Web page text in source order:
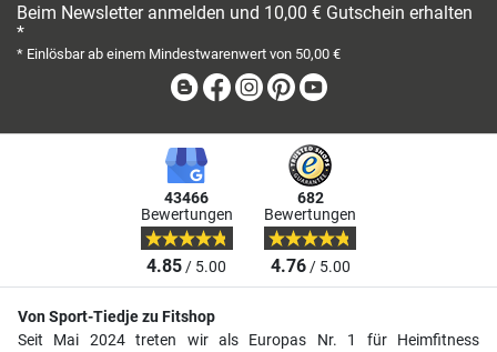
Beim Newsletter anmelden und 10,00 € Gutschein erhalten
*
* Einlösbar ab einem Mindestwarenwert von 50,00 €
BlogFacebook
Instagram
Pinterest
43466
Bewertungen
4.85/ 5.00
682
Bewertungen
4.76/ 5.00
Von Sport-Tiedje zu Fitshop
Seit Mai 2024 treten wir als Europas Nr. 1 für Heimfitness